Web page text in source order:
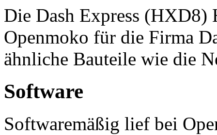
Die Dash Express (HXD8)
Openmoko für die Firma
ähnliche Bauteile wie die
Software
Softwaremäßig lief bei